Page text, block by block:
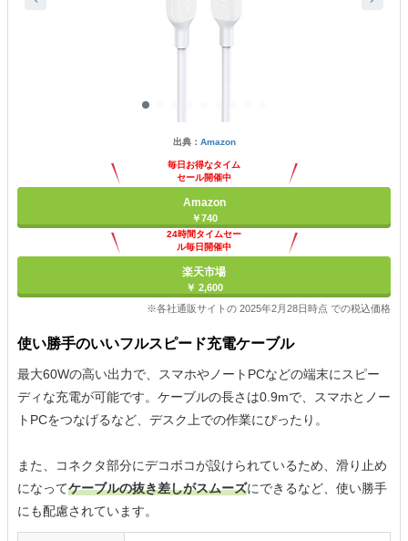
出典： Amazon
毎日お得なタイム
セール開催中
Amazon
￥740
24時間タイムセー
ル毎日開催中
楽天市場
￥ 2,600
※各社通販サイトの 2025年2月28日時点 での税込価格
使い勝手のいいフルスピード充電ケーブル
最大60Wの高い出力で、スマホやノートPCなどの端末にスピー
ディな充電が可能です。ケーブルの長さは0.9mで、スマホとノー
トPCをつなげるなど、デスク上での作業にぴったり。
また、コネクタ部分にデコボコが設けられているため、滑り止め
になってケーブルの抜き差しがスムーズにできるなど、使い勝手
にも配慮されています。